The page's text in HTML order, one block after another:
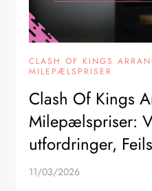
CLASH OF KINGS
MILEPÆLSPRISER
Clash Of Kings
Milepælspriser:
utfordringer,
11/03/2026